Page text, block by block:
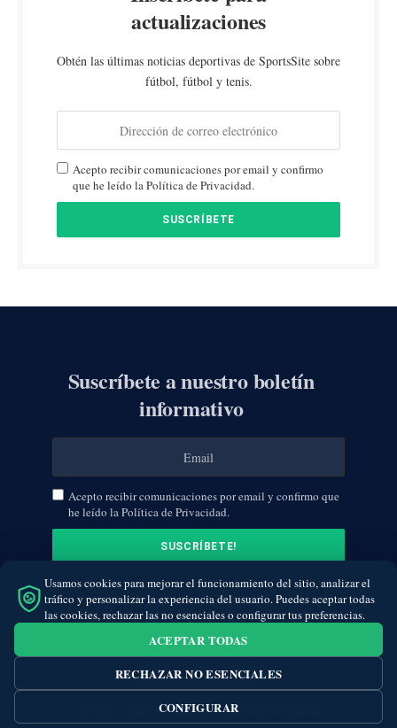
actualizaciones
Obtén las últimas noticias deportivas de SportsSite sobre
fútbol, fútbol y tenis.
Acepto recibir comunicaciones por email y confirmo
que he leído la Política de Privacidad.
FacebookTwitter Instagram
Suscríbete a nuestro boletín
informativo
Acepto recibir comunicaciones por email y confirmo que
he leído la Política de Privacidad.
© 2026 1xbet.tv. Todos los derechos reservados.
Usamos cookies para mejorar el funcionamiento del sitio, analizar el
tráfico y personalizar la experiencia del usuario. Puedes aceptar todas
las cookies, rechazar las no esenciales o configurar tus preferencias.
ACEPTAR TODAS
RECHAZAR NO ESENCIALES
CONFIGURAR